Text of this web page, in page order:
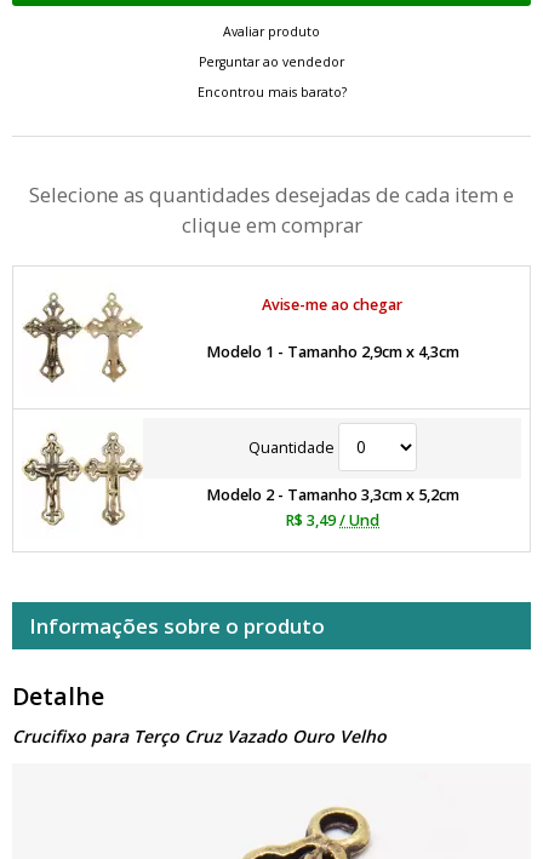
Avaliar produto
Perguntar ao vendedor
Encontrou mais barato?
Selecione as quantidades desejadas de cada item e
clique em comprar
Avise-me ao chegar
Modelo 1 - Tamanho 2,9cm x 4,3cm
Quantidade
Modelo 2 - Tamanho 3,3cm x 5,2cm
R$ 3,49/ Und
Informações sobre o produto
Detalhe
Crucifixo para Terço Cruz Vazado Ouro Velho